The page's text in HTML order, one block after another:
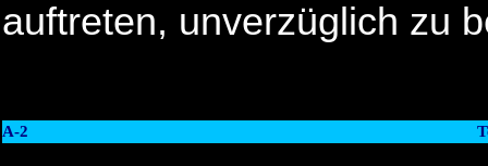
auftreten, unverzüglich zu
A-2